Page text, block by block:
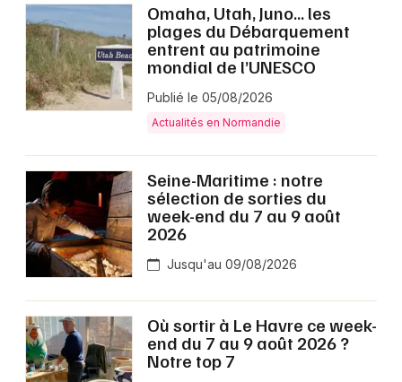
Omaha, Utah, Juno… les
plages du Débarquement
entrent au patrimoine
mondial de l’UNESCO
Publié le 05/08/2026
Actualités en Normandie
Seine-Maritime : notre
sélection de sorties du
week-end du 7 au 9 août
2026
Jusqu'au 09/08/2026
Où sortir à Le Havre ce week-
end du 7 au 9 août 2026 ?
Notre top 7